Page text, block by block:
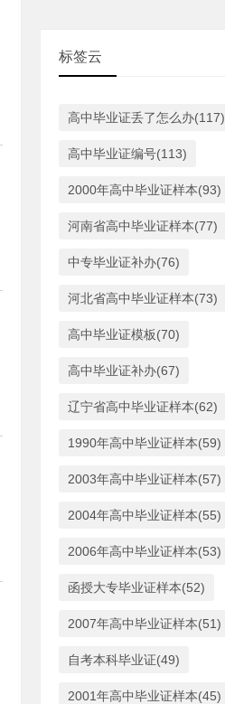
标签云
高中毕业证丢了怎么办(117)
高中毕业证编号(113)
2000年高中毕业证样本(93)
河南省高中毕业证样本(77)
中专毕业证补办(76)
河北省高中毕业证样本(73)
高中毕业证模板(70)
高中毕业证补办(67)
辽宁省高中毕业证样本(62)
1990年高中毕业证样本(59)
2003年高中毕业证样本(57)
2004年高中毕业证样本(55)
2006年高中毕业证样本(53)
函授大专毕业证样本(52)
2007年高中毕业证样本(51)
自考本科毕业证(49)
2001年高中毕业证样本(45)